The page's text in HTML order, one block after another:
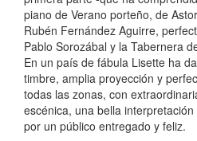
piano de Verano porteño, de
Rubén Fernández Aguirre,
Pablo Sorozábal y la Tabernera
En un país de fábula Lisette ha
timbre, amplia proyección y
todas las zonas, con
escénica, una bella
por un público entregado y feliz.